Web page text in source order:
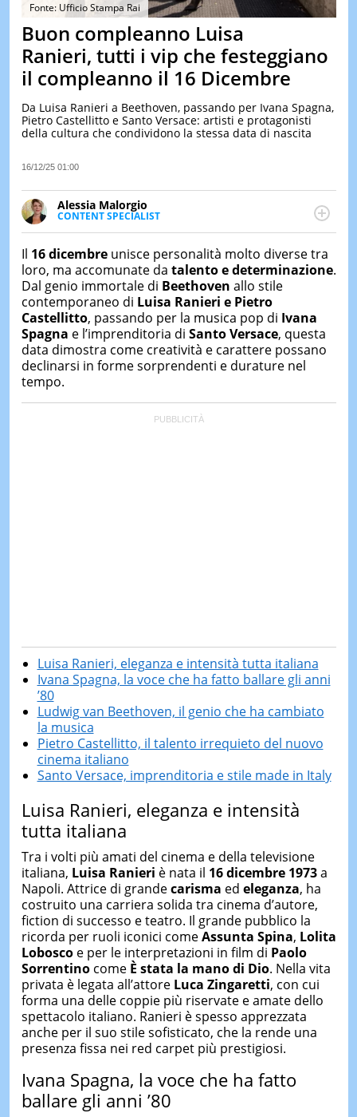
&
TEST
&
LE
DI
IERI
Fonte: Ufficio Stampa Rai
Buon compleanno Luisa
Ranieri, tutti i vip che festeggiano
il compleanno il 16 Dicembre
Da Luisa Ranieri a Beethoven, passando per Ivana Spagna,
Pietro Castellitto e Santo Versace: artisti e protagonisti
della cultura che condividono la stessa data di nascita
16/12/25 01:00
Alessia Malorgio
CONTENT SPECIALIST
Ha conseguito un Master in Marketing Management
occupa della creazione di contenuti in ottica SEO e
dello sviluppo di strategie marketing attraverso
canali digitali.
Il 16 dicembreunisce personalità molto diverse tra
loro, ma accomunate da talento e determinazione.
Dal genio immortale di Beethoven allo stile
contemporaneo di Luisa Ranieri e Pietro
Castellitto, passando per la musica pop di Ivana
Spagna e l’imprenditoria di Santo Versace, questa
data dimostra come creatività e carattere possano
declinarsi in forme sorprendenti e durature nel
tempo.
Luisa Ranieri, eleganza e intensità tutta italiana
Ivana Spagna, la voce che ha fatto ballare gli anni
’80
Ludwig van Beethoven, il genio che ha cambiato
la musica
Pietro Castellitto, il talento irrequieto del nuovo
cinema italiano
Santo Versace, imprenditoria e stile made in Italy
Luisa Ranieri, eleganza e intensità
tutta italiana
Tra i volti più amati del cinema e della televisione
italiana, Luisa Ranieri è nata il 16 dicembre 1973a
Napoli. Attrice di grandecarisma ed eleganza, ha
costruito una carriera solida tra cinema d’autore,
fiction di successo e teatro. Il grande pubblico la
ricorda per ruoli iconici comeAssunta Spina, Lolita
Loboscoe per le interpretazioni in film di Paolo
Sorrentinocome È stata la mano di Dio. Nella vita
privata è legata all’attore Luca Zingaretti, con cui
forma una delle coppie più riservate e amate dello
spettacolo italiano. Ranieri è spesso apprezzata
anche per il suo stile sofisticato, che la rende una
presenza fissa nei red carpet più prestigiosi.
Ivana Spagna, la voce che ha fatto
ballare gli anni ’80